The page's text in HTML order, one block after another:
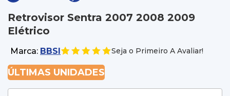
Retrovisor Sentra 2007 2008 2009
Elétrico
Marca: BBSI Seja o Primeiro A Avaliar!
ÚLTIMAS UNIDADES